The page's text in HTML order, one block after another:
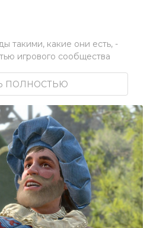
такими, какие они есть, -
игрового сообщества
ПОЛНОСТЬЮ